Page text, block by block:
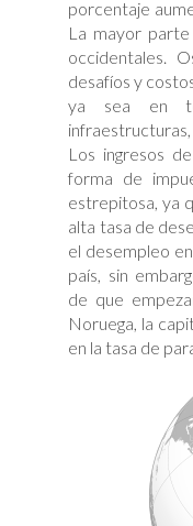
porcentaje
La mayor
occidentales.
desafíos y
ya sea en
infraestructuras,
Los ingresos
forma de
estrepitosa, ya
alta tasa de
el desempleo
país, sin
de que
Noruega, la
en la tasa de